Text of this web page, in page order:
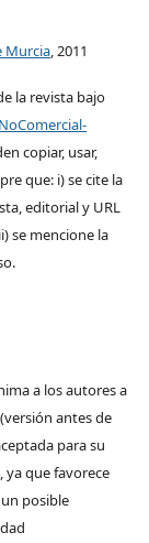
Murcia, 2011
la revista bajo
copiar, usar,
que: i) se cite la
editorial y URL
se mencione la
a los autores a
antes de
para su
ya que favorece
posible